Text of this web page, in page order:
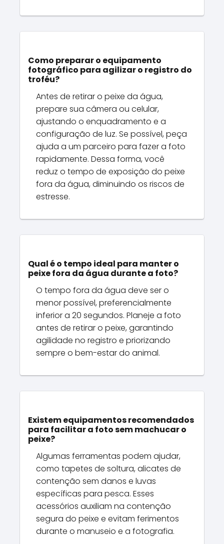
Como preparar o equipamento
fotográfico para agilizar o registro do
troféu?
Antes de retirar o peixe da água,
prepare sua câmera ou celular,
ajustando o enquadramento e a
configuração de luz. Se possível, peça
ajuda a um parceiro para fazer a foto
rapidamente. Dessa forma, você
reduz o tempo de exposição do peixe
fora da água, diminuindo os riscos de
estresse.
Qual é o tempo ideal para manter o
peixe fora da água durante a foto?
O tempo fora da água deve ser o
menor possível, preferencialmente
inferior a 20 segundos. Planeje a foto
antes de retirar o peixe, garantindo
agilidade no registro e priorizando
sempre o bem-estar do animal.
Existem equipamentos recomendados
para facilitar a foto sem machucar o
peixe?
Algumas ferramentas podem ajudar,
como tapetes de soltura, alicates de
contenção sem danos e luvas
específicas para pesca. Esses
acessórios auxiliam na contenção
segura do peixe e evitam ferimentos
durante o manuseio e a fotografia.